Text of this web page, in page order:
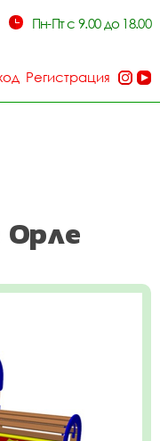
Пн-Пт с 9.00 до 18.00
Регистрация
Орле